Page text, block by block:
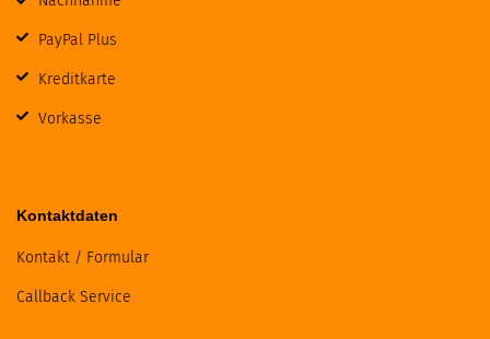
PayPal Plus
Kreditkarte
Vorkasse
Kontaktdaten
Kontakt / Formular
Callback Service